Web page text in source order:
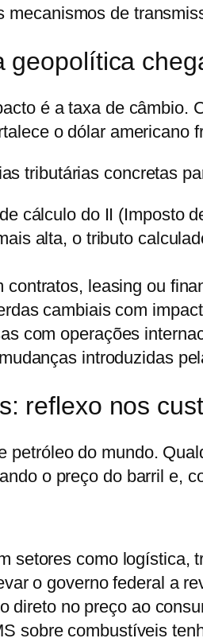
mecanismos de
geopolítica
é a taxa de
o dólar americano
tributárias concretas
cálculo do II (Imposto
alta, o tributo
contratos, leasing ou
cambiais com
com operações
introduzidas
reflexo nos
petróleo do mundo.
o preço do barril e,
setores como logística,
o governo federal a
direto no preço ao
sobre combustíveis